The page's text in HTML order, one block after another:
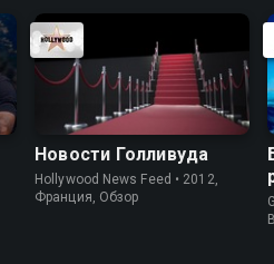
Новости Голливуда
Hollywood News Feed • 2012,
Франция, Обзор